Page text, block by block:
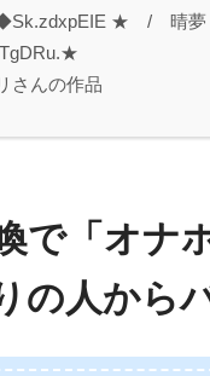
◆Sk.zdxpEIE ★ / 晴夢
さんの作品
で「オナ
の人から